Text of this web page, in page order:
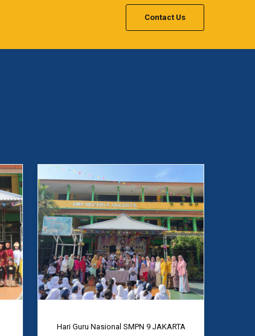
Contact Us
Hari Guru Nasional SMPN 9 JAKARTA